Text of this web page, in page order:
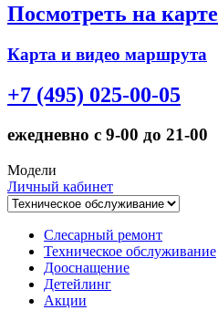
Посмотреть на карте
Карта и видео маршрута
+7 (495) 025-00-05
ежедневно с 9-00 до 21-00
Модели
Личный кабинет
Слесарный ремонт
Техническое обслуживание
Дооснащение
Детейлинг
Акции